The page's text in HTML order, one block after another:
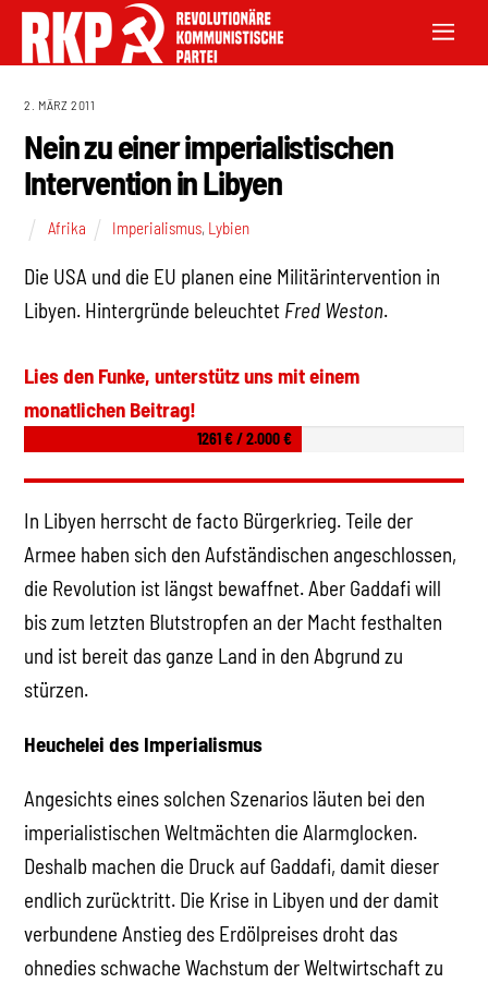
2. MÄRZ 2011
Nein zu einer imperialistischen
Intervention in Libyen
Afrika Imperialismus, Lybien
Die USA und die EU planen eine Militärintervention in
Libyen. Hintergründe beleuchtet Fred Weston.
Lies den Funke, unterstütz uns mit einem
monatlichen Beitrag!
1261 € / 2.000 €
In Libyen herrscht de facto Bürgerkrieg. Teile der
Armee haben sich den Aufständischen angeschlossen,
die Revolution ist längst bewaffnet. Aber Gaddafi will
bis zum letzten Blutstropfen an der Macht festhalten
und ist bereit das ganze Land in den Abgrund zu
stürzen.
Heuchelei des Imperialismus
Angesichts eines solchen Szenarios läuten bei den
imperialistischen Weltmächten die Alarmglocken.
Deshalb machen die Druck auf Gaddafi, damit dieser
endlich zurücktritt. Die Krise in Libyen und der damit
verbundene Anstieg des Erdölpreises droht das
ohnedies schwache Wachstum der Weltwirtschaft zu